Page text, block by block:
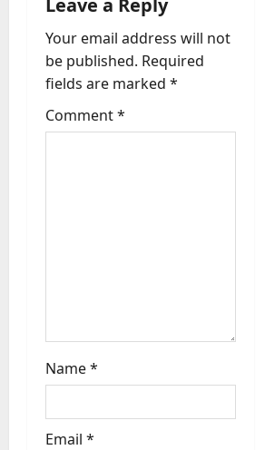
a
t
i
Your email address will not
be published. Required
fields are marked *
Comment*
Name*
Email *